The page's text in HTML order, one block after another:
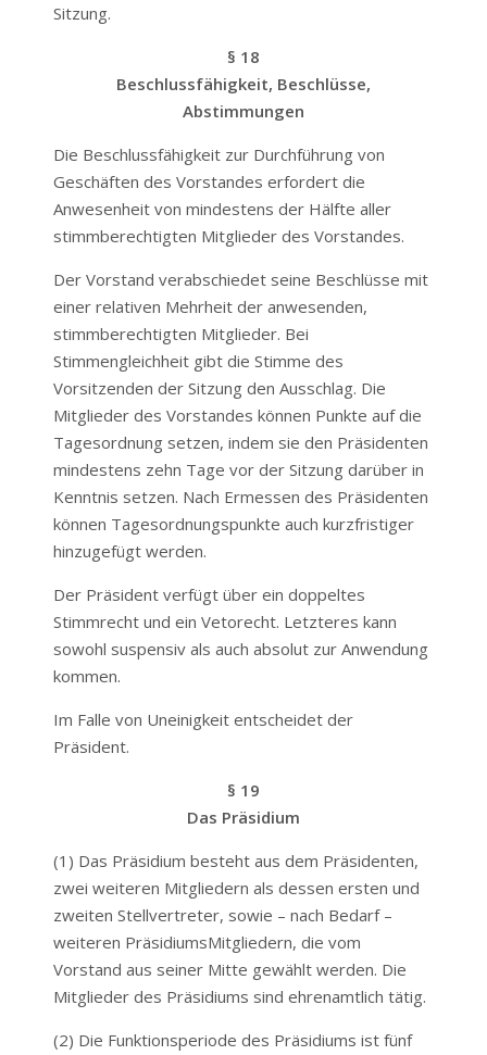
Sitzung.
§ 18
Beschlussfähigkeit, Beschlüsse,
Abstimmungen
Die Beschlussfähigkeit zur Durchführung von
Geschäften des Vorstandes erfordert die
Anwesenheit von mindestens der Hälfte aller
stimmberechtigten Mitglieder des Vorstandes.
Der Vorstand verabschiedet seine Beschlüsse mit
einer relativen Mehrheit der anwesenden,
stimmberechtigten Mitglieder. Bei
Stimmengleichheit gibt die Stimme des
Vorsitzenden der Sitzung den Ausschlag. Die
Mitglieder des Vorstandes können Punkte auf die
Tagesordnung setzen, indem sie den Präsidenten
mindestens zehn Tage vor der Sitzung darüber in
Kenntnis setzen. Nach Ermessen des Präsidenten
können Tagesordnungspunkte auch kurzfristiger
hinzugefügt werden.
Der Präsident verfügt über ein doppeltes
Stimmrecht und ein Vetorecht. Letzteres kann
sowohl suspensiv als auch absolut zur Anwendung
kommen.
Im Falle von Uneinigkeit entscheidet der
Präsident.
§ 19
Das Präsidium
(1) Das Präsidium besteht aus dem Präsidenten,
zwei weiteren Mitgliedern als dessen ersten und
zweiten Stellvertreter, sowie – nach Bedarf –
weiteren Präsidiums­Mitgliedern, die vom
Vorstand aus seiner Mitte gewählt werden. Die
Mitglieder des Präsidiums sind ehrenamtlich tätig.
(2) Die Funktionsperiode des Präsidiums ist fünf